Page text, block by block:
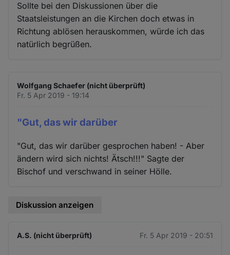
Sollte bei den Diskussionen über die
Staatsleistungen an die Kirchen doch etwas in
Richtung ablösen herauskommen, würde ich das
natürlich begrüßen.
Wolfgang Schaefer (nicht überprüft)
Fr. 5 Apr 2019 - 19:14
"Gut, das wir darüber
"Gut, das wir darüber gesprochen haben! - Aber
ändern wird sich nichts! Ätsch!!!" Sagte der
Bischof und verschwand in seiner Hölle.
Diskussion anzeigen
A.S. (nicht überprüft) Fr. 5 Apr 2019 - 20:51